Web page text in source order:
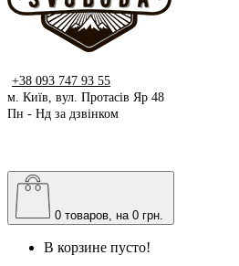
+38 093 747 93 55
м. Київ, вул. Протасів Яр 48
Пн - Нд за дзвінком
0 товаров, на 0 грн.
В корзине пусто!